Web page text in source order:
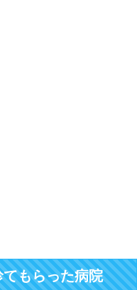
もらった病院